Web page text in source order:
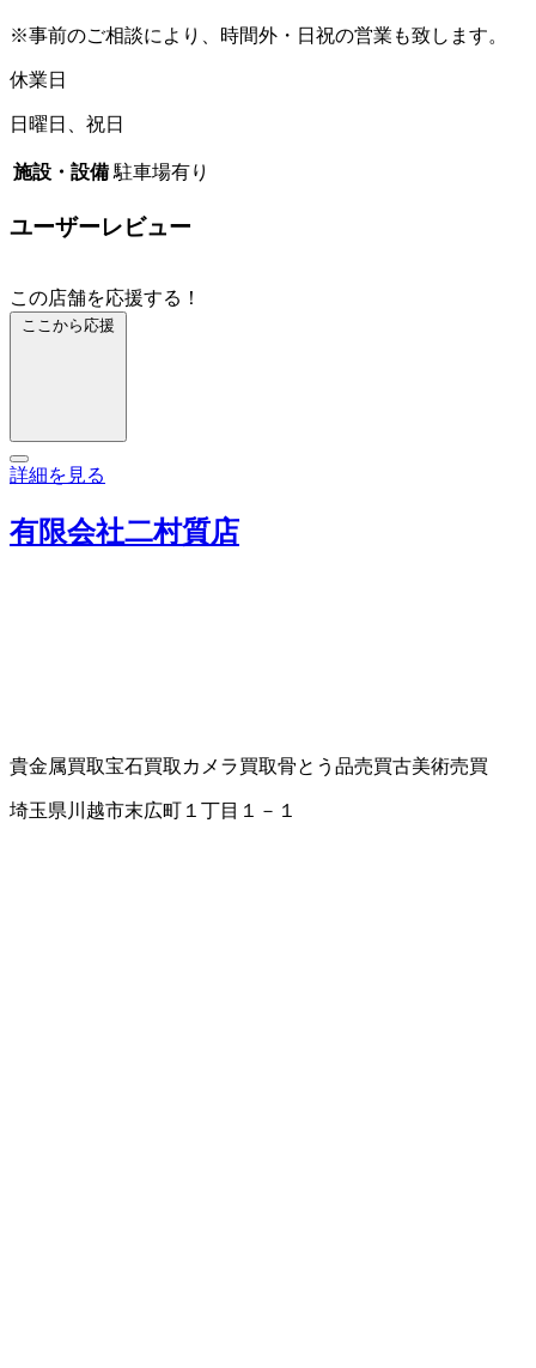
※事前のご相談により、時間外・日祝の営業も致します。
休業日
日曜日、祝日
施設・設備 駐車場有り
ユーザーレビュー
この店舗を応援する！
ここから応援
詳細を見る
有限会社二村質店
貴金属買取宝石買取 カメラ買取骨とう品売買古美術売買
埼玉県川越市末広町１丁目１－１